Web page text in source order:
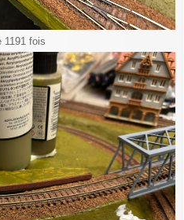
1191 fois